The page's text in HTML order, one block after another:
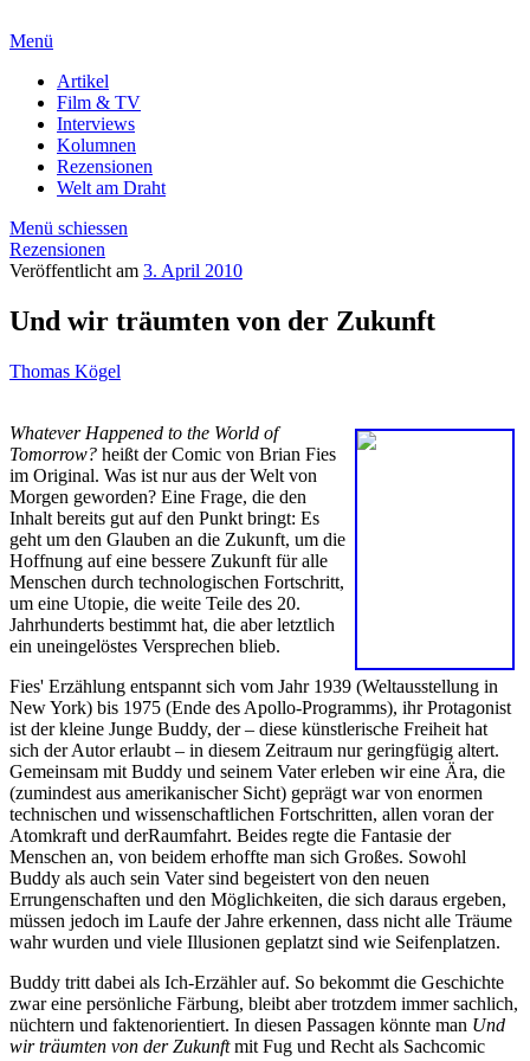
Menü
Artikel
Film & TV
Interviews
Kolumnen
Rezensionen
Welt am Draht
Menü schiessen
Rezensionen
Veröffentlicht am 3. April 2010
Und wir träumten von der Zukunft
Thomas Kögel
Whatever Happened to the World of
Tomorrow? heißt der Comic von Brian Fies
im Original. Was ist nur aus der Welt von
Morgen geworden? Eine Frage, die den
Inhalt bereits gut auf den Punkt bringt: Es
geht um den Glauben an die Zukunft, um die
Hoffnung auf eine bessere Zukunft für alle
Menschen durch technologischen Fortschritt,
um eine Utopie, die weite Teile des 20.
Jahrhunderts bestimmt hat, die aber letztlich
ein uneingelöstes Versprechen blieb.
Fies' Erzählung entspannt sich vom Jahr 1939 (Weltausstellung in
New York) bis 1975 (Ende des Apollo-Programms), ihr Protagonist
ist der kleine Junge Buddy, der– diese künstlerische Freiheit hat
sich der Autor erlaubt – in diesem Zeitraum nur geringfügig altert.
Gemeinsam mit Buddy und seinem Vater erleben wir eine Ära, die
(zumindest aus amerikanischer Sicht) geprägt war von enormen
technischen und wissenschaftlichen Fortschritten, allen voran der
Atomkraft und derRaumfahrt. Beides regte die Fantasie der
Menschen an, von beidem erhoffte man sich Großes. Sowohl
Buddy als auch sein Vater sind begeistert von den neuen
Errungenschaften und den Möglichkeiten, die sich daraus ergeben,
müssen jedoch im Laufe der Jahre erkennen, dass nicht alle Träume
wahr wurden und viele Illusionen geplatzt sind wie Seifenplatzen.
Buddy tritt dabei als Ich-Erzähler auf. So bekommt die Geschichte
zwar eine persönliche Färbung, bleibt aber trotzdem immer sachlich,
nüchtern und faktenorientiert. In diesen Passagen könnte man Und
wir träumten von der Zukunftmit Fug und Recht als Sachcomic